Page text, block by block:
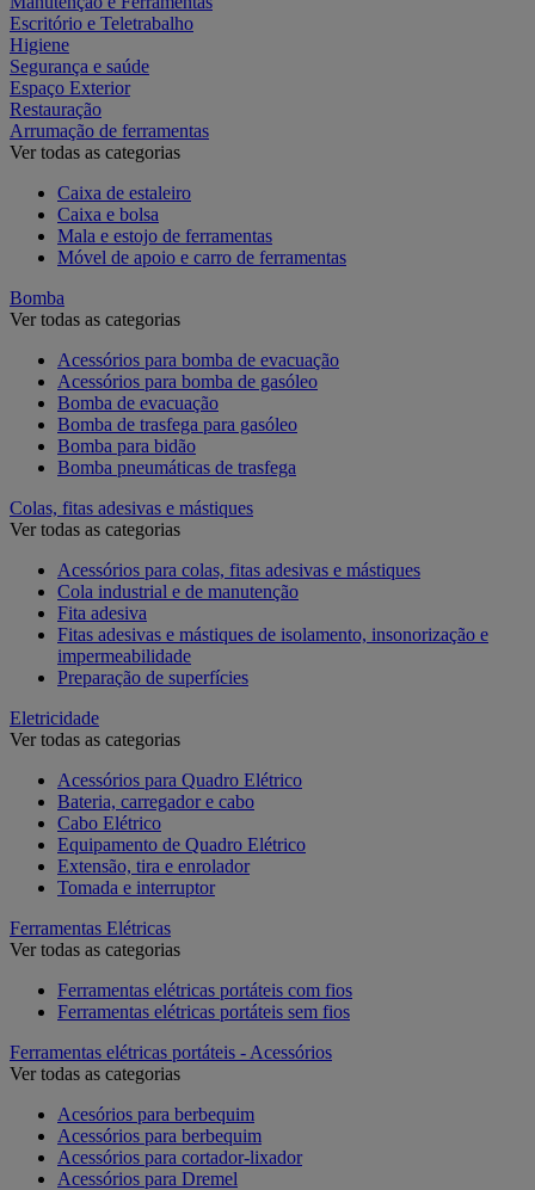
Escritório e Teletrabalho
Higiene
Segurança e saúde
Espaço Exterior
Restauração
Arrumação de ferramentas
Ver todas as categorias
Caixa de estaleiro
Caixa e bolsa
Mala e estojo de ferramentas
Móvel de apoio e carro de ferramentas
Bomba
Ver todas as categorias
Acessórios para bomba de evacuação
Acessórios para bomba de gasóleo
Bomba de evacuação
Bomba de trasfega para gasóleo
Bomba para bidão
Bomba pneumáticas de trasfega
Colas, fitas adesivas e mástiques
Ver todas as categorias
Acessórios para colas, fitas adesivas e mástiques
Cola industrial e de manutenção
Fita adesiva
Fitas adesivas e mástiques de isolamento, insonorização e
impermeabilidade
Preparação de superfícies
Eletricidade
Ver todas as categorias
Acessórios para Quadro Elétrico
Bateria, carregador e cabo
Cabo Elétrico
Equipamento de Quadro Elétrico
Extensão, tira e enrolador
Tomada e interruptor
Ferramentas Elétricas
Ver todas as categorias
Ferramentas elétricas portáteis com fios
Ferramentas elétricas portáteis sem fios
Ferramentas elétricas portáteis - Acessórios
Ver todas as categorias
Acesórios para berbequim
Acessórios para berbequim
Acessórios para cortador-lixador
Acessórios para Dremel